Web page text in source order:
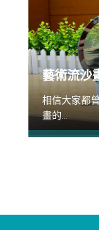
藝術流沙
相信大家都
畫的...